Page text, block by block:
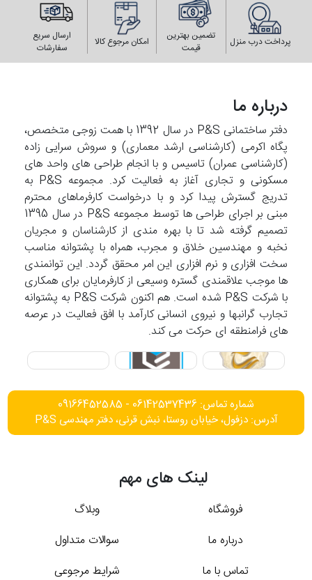
پرداخت درب منزل
تضمین بهترین
قیمت
امکان مرجوع کالا
ارسال سریع
سفارشات
درباره ما
دفتر ساختمانی P&S در سال 1392 با همت زوجی متخصص،
پگاه اکرمی (کارشناسی ارشد معماری) و سروش سرایی زاده
(کارشناسی عمران) تاسیس و با انجام طراحی های واحد های
مسکونی و تجاری آغاز به فعالیت کرد. مجموعه P&S به
تدریج گسترش پیدا کرد و با درخواست کارفرماهای محترم
مبنی بر اجرای طراحی ها توسط مجموعه P&S در سال 1395
تصمیم گرفته شد تا با بهره مندی از کارشناسان و مجریان
نخبه و مهندسین خلاق و مجرب، همراه با پشتوانه مناسب
سخت افزاری و نرم افزاری این امر محقق گردد. این توانمندی
ها موجب علاقمندی گستره وسیعی از کارفرمایان برای همکاری
با شرکت P&S شده است. هم اکنون شرکت P&S به پشتوانه
تجارب گرانبها و نیروی انسانی کارآمد با افق فعالیت در عرصه
های فرامنطقه ای حرکت می کند.
شماره تماس: 06142537436 - 09166452585
آدرس: دزفول، خیابان روستا، نبش قرنی، دفتر مهندسی P&S
لینک های مهم
فروشگاه
وبلاگ
درباره ما
سوالات متداول
تماس با ما
شرایط مرجوعی